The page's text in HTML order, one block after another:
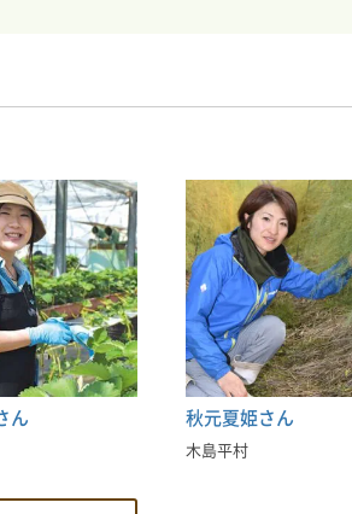
ん 秋元夏姫さん
木島平村